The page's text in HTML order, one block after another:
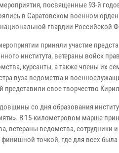
посвященные 93-й
в Саратовском военном
национальной гвардии Российской
приняли участие
института, ветераны войск
курсанты, а также члены их
вуза ведомства и
представили свое творчество
со дня образования
В 15-километровом марше
ветераны ведомства,
точкой, где для всех